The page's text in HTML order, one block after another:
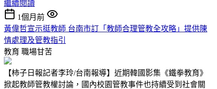
繼續閱讀
1個月前
黃偉哲宣示挺教師 台南市訂「教師合理管教全攻略」提供陳
情處理及管教指引
教育 職場甘苦
【柿子日報記者李玲/台南報導】近期韓國影集《鐵拳教育》
掀起教師管教權討論，國內校園管教事件也持續受到社會關